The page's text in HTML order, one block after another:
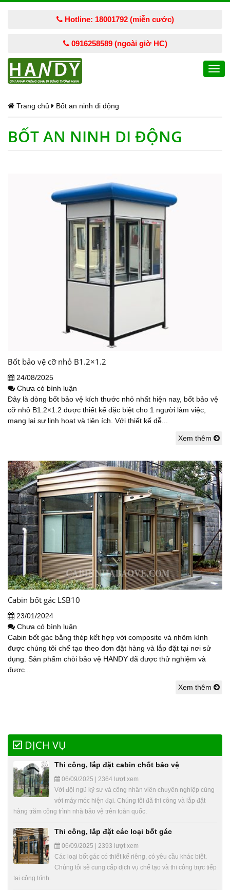
Hotline: 18001792 (miễn cước)
0916258589 (ngoài giờ HC)
Trang chủ Bốt an ninh di động
BỐT AN NINH DI ĐỘNG
Bốt bảo vệ cỡ nhỏ B1.2×1.2
24/08/2025
Chưa có bình luận
Đây là dòng bốt bảo vệ kích thước nhỏ nhất hiện nay, bốt bảo vệ
cỡ nhỏ B1.2×1.2 được thiết kế đặc biệt cho 1 người làm việc,
mang lại sự linh hoạt và tiện ích. Với thiết kế dễ...
Xem thêm
Cabin bốt gác LSB10
23/01/2024
Chưa có bình luận
Cabin bốt gác bằng thép kết hợp với composite và nhôm kính
được chúng tôi chế tạo theo đơn đặt hàng và lắp đặt tại nơi sử
dụng. Sản phẩm chòi bảo vệ HANDY đã được thử nghiệm và
được...
Xem thêm
DỊCH VỤ
Thi công, lắp đặt cabin chốt bảo vệ
06/09/2025 | 2364 lượt xem
Với đội ngũ kỹ sư và công nhân viên chuyên nghiệp cùng
với máy móc hiện đại. Chúng tôi đã thi công và lắp đặt
hàng trăm công trình nhà bảo vệ trên toàn quốc.
Thi công, lắp đặt các loại bốt gác
06/09/2025 | 2393 lượt xem
Các loại bốt gác có thiết kế riêng, có yêu cầu khác biệt.
Chúng tôi sẽ cung cấp dịch vụ chế tạo và thi công trực tiếp
tại công trình.